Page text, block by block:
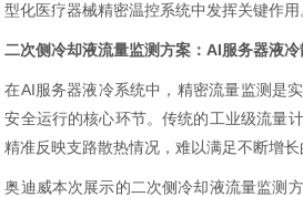
型化医疗器械精密温控系统中发挥关键作用
二次侧冷却液流量监测方案：AI服务器液
在AI服务器液冷系统中，精密流量监测是
安全运行的核心环节。传统的工业级流量
精准反映支路散热情况，难以满足不断增长
奥迪威本次展示的二次侧冷却液流量监测